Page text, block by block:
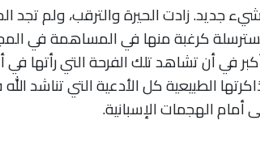
شيء جديد. زادت الحيرة والترقب، ولم تجد
كرغبة منها في المساهمة في
في أن تشاهد تلك الفرحة التي رأتها في
الطبيعية كل الأدعية التي تناشد
أمام الهجمات الإسبانية.